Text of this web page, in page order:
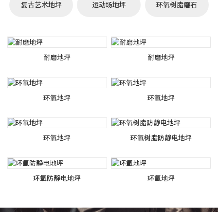
复古艺术地坪 运动场地坪 环氧树脂磨石
耐磨地坪 耐磨地坪
环氧地坪 环氧地坪
环氧地坪 环氧树脂防静电地坪
环氧防静电地坪 环氧地坪